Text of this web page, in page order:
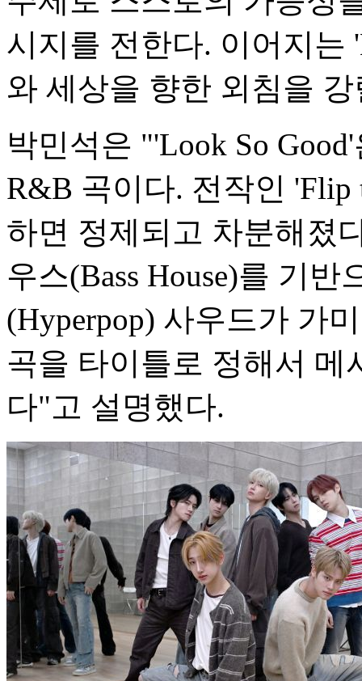
시지를 전한다. 이어지는
와 세상을 향한 외침을
박민석은 "' Look So
R&B 곡이다. 전작인 'Flip
하면 정제되고 차분해졌
우스(Bass House)를 기
(Hyperpop) 사우드가 가
곡을 타이틀로 정해서 메
다"고 설명했다.